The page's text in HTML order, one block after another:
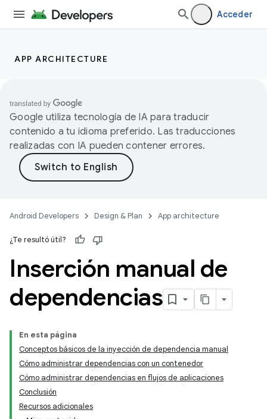
Acceder
APP ARCHITECTURE
Google utiliza tecnología de IA para traducir
contenido a tu idioma preferido. Las traducciones
realizadas con IA pueden contener errores.
Android Developers Design & Plan App architecture
¿Te resultó útil?
Inserción manual de
dependencias
En esta página
Conceptos básicos de la inyección de dependencia manual
Cómo administrar dependencias con un contenedor
Cómo administrar dependencias en flujos de aplicaciones
Conclusión
Recursos adicionales